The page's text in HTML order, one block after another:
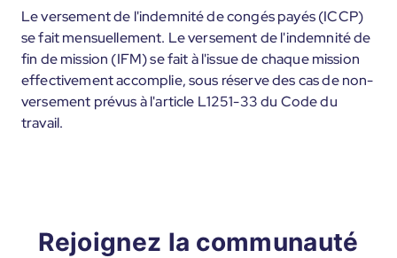
Le versement de l'indemnité de congés payés (ICCP)
se fait mensuellement. Le versement de l'indemnité de
fin de mission (IFM) se fait à l'issue de chaque mission
effectivement accomplie, sous réserve des cas de non-
versement prévus à l'article L1251-33 du Code du
travail.
Rejoignez la communauté